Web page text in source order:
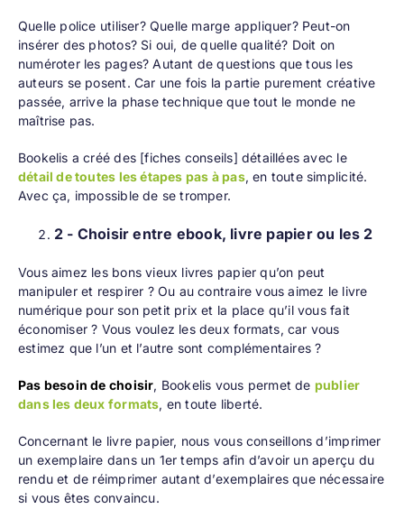
Quelle police utiliser? Quelle marge appliquer? Peut-on
insérer des photos? Si oui, de quelle qualité? Doit on
numéroter les pages? Autant de questions que tous les
auteurs se posent. Car une fois la partie purement créative
passée, arrive la phase technique que tout le monde ne
maîtrise pas.
Bookelis a créé des [fiches conseils] détaillées avec le
détail de toutes les étapes pas à pas, en toute simplicité.
Avec ça, impossible de se tromper.
2 - Choisir entre ebook, livre papier ou les 2
Vous aimez les bons vieux livres papier qu’on peut
manipuler et respirer ? Ou au contraire vous aimez le livre
numérique pour son petit prix et la place qu’il vous fait
économiser ? Vous voulez les deux formats, car vous
estimez que l’un et l’autre sont complémentaires ?
Pas besoin de choisir, Bookelis vous permet de publier
dans les deux formats, en toute liberté.
Concernant le livre papier, nous vous conseillons d’imprimer
un exemplaire dans un 1er temps afin d’avoir un aperçu du
rendu et de réimprimer autant d’exemplaires que nécessaire
si vous êtes convaincu.